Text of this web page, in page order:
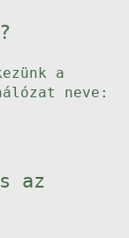
a
neve:
az